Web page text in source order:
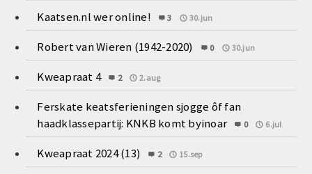
Kaatsen.nl wer online! 3 30.jun
Robert van Wieren (1942-2020) 0 30.jun
Kweapraat 4 2 2.aug
Ferskate keatsferieningen sjogge ôf fan
haadklassepartij: KNKB komt byinoar
0 6.jul
Kweapraat 2024 (13) 2 15.sep